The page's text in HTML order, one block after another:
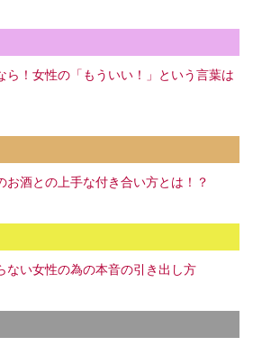
ら！女性の「もういい！」という言葉は
お酒との上手な付き合い方とは！？
ない女性の為の本音の引き出し方